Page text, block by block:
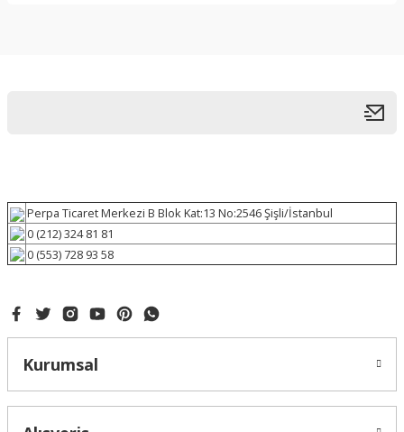
Perpa Ticaret Merkezi B Blok Kat:13 No:2546 Şişli/İstanbul
0 (212) 324 81 81
0 (553) 728 93 58
Kurumsal